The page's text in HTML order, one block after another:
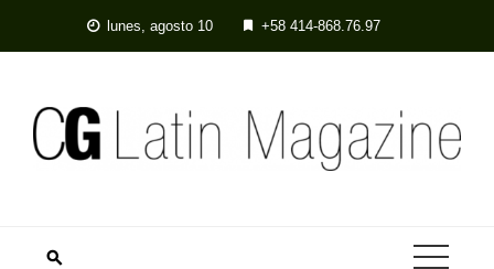
lunes, agosto 10 +58 414-868.76.97